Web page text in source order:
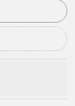
dig som medlem